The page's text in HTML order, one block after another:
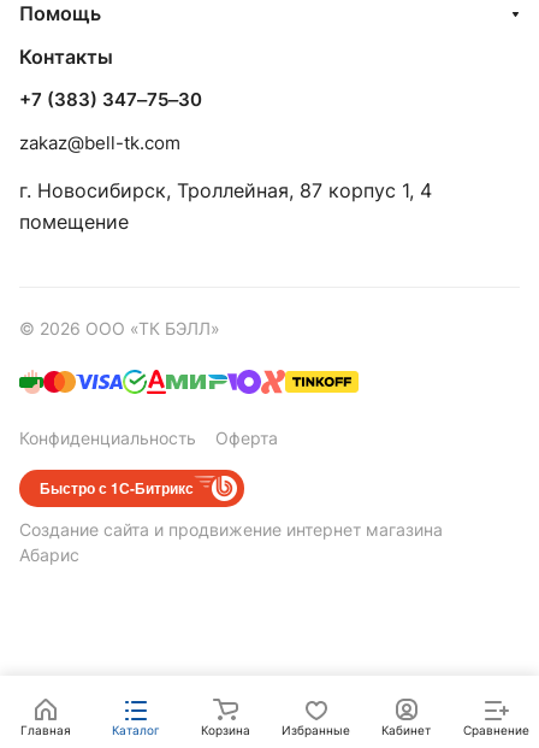
Помощь
Контакты
+7 (383) 347‒75‒30
zakaz@bell-tk.com
г. Новосибирск, ​Троллейная, 87 корпус 1, 4
помещение
© 2026 ООО «ТК БЭЛЛ»
Конфиденциальность Оферта
Быстро с 1С-Битрикс
Создание сайта и продвижение интернет магазина
Абарис
Главная Каталог Корзина Избранные Кабинет Сравнение